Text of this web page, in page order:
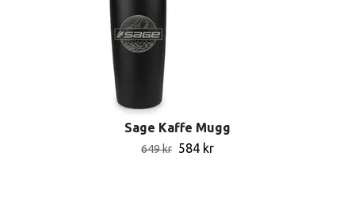
Sage Kaffe Mugg
649 kr 584 kr